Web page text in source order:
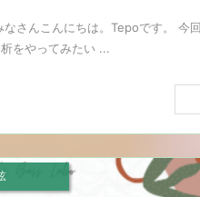
なさんこんにちは。Tepoです。 今
をやってみたい ...